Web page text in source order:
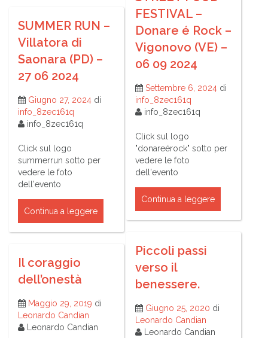
FESTIVAL –
Donare é Rock –
Vigonovo (VE) –
06 09 2024
Settembre 6, 2024 di
info_8zec161q
info_8zec161q
Click sul logo
"donareérock" sotto per
vedere le foto
dell'evento
Continua a leggere
SUMMER RUN –
Villatora di
Saonara (PD) –
27 06 2024
Giugno 27, 2024 di
info_8zec161q
info_8zec161q
Click sul logo
summerrun sotto per
vedere le foto
dell'evento
Continua a leggere
Piccoli passi
verso il
benessere.
Giugno 25, 2020 di
Leonardo Candian
Leonardo Candian
Il coraggio
dell’onestà
Maggio 29, 2019 di
Leonardo Candian
Leonardo Candian